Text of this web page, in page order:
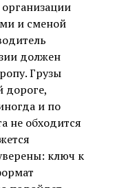
и сменой
должен
Грузы
дороге,
и по
не обходится
ключ к